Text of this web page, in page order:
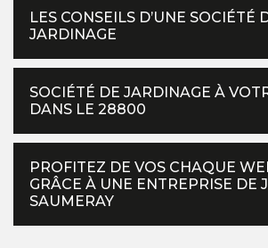
LES CONSEILS D’UNE SOCIÉTÉ
JARDINAGE
SOCIÉTÉ DE JARDINAGE À
DANS LE 28800
PROFITEZ DE VOS CHAQUE
GRÂCE À UNE ENTREPRISE DE
SAUMERAY